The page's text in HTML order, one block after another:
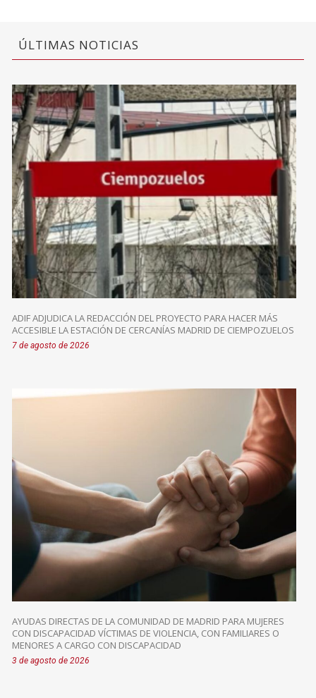
ÚLTIMAS NOTICIAS
ADIF ADJUDICA LA REDACCIÓN DEL PROYECTO PARA HACER MÁS
ACCESIBLE LA ESTACIÓN DE CERCANÍAS MADRID DE CIEMPOZUELOS
7 de agosto de 2026
AYUDAS DIRECTAS DE LA COMUNIDAD DE MADRID PARA MUJERES
CON DISCAPACIDAD VÍCTIMAS DE VIOLENCIA, CON FAMILIARES O
MENORES A CARGO CON DISCAPACIDAD
3 de agosto de 2026